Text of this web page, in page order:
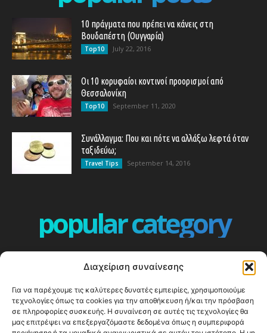
Διαχείριση συναίνεσης
Για να παρέχουμε τις καλύτερες δυνατές εμπειρίες, χρησιμοποιούμε
τεχνολογίες όπως τα cookies για την αποθήκευση ή/και την πρόσβαση
σε πληροφορίες συσκευής. Η συναίνεση σε αυτές τις τεχνολογίες θα
μας επιτρέψει να επεξεργαζόμαστε δεδομένα όπως η συμπεριφορά
10 πράγματα που πρέπει να κάνεις στη
Βουδαπέστη (Ουγγαρία)
Top10 July 22, 2016
Οι 10 κορυφαίοι κοντινοί προορισμοί από
Θεσσαλονίκη
Top10 September 11, 2020
Συνάλλαγμα: Που και πότε να αλλάξω λεφτά όταν
ταξιδεύω;
Travel Tips September 14, 2016
popular category
360
ΕΥΡΩΠΗ
332
ΚΟΣΜΟΣ - WORLD
328
Top10
303